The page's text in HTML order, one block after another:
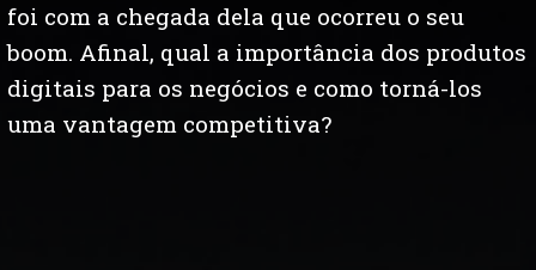
foi com a chegada dela que ocorreu o seu
boom. Afinal, qual a importância dos produtos
digitais para os negócios e como torná-los
uma vantagem competitiva?